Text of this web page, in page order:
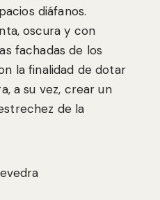
diáfanos.
oscura y con
fachadas de los
la finalidad de dotar
a su vez, crear un
de la